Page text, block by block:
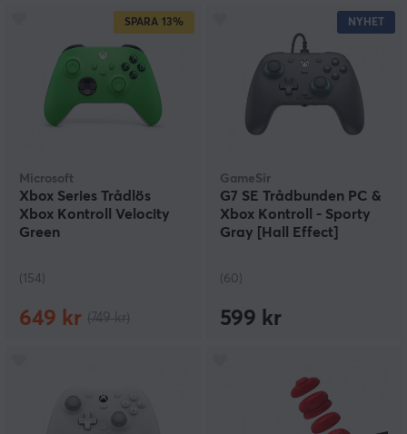
SPARA 13%
Microsoft
Xbox Series Trådlös
Xbox Kontroll Velocity
Green
(154)
649 kr
NYHET
GameSir
G7 SE Trådbunden PC &
Xbox Kontroll - Sporty
Gray [Hall Effect]
(60)
599 kr